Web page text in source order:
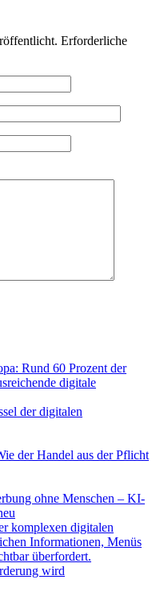
Erforderliche
der digitalen
der Handel aus der Pflicht
ohne Menschen – KI-
wird